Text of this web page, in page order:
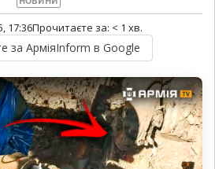
17:36Прочитаєте за: < 1 хв.
за АрміяInform в Google